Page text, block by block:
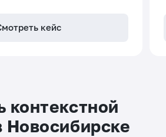
кейс
контекстной
Новосибирске